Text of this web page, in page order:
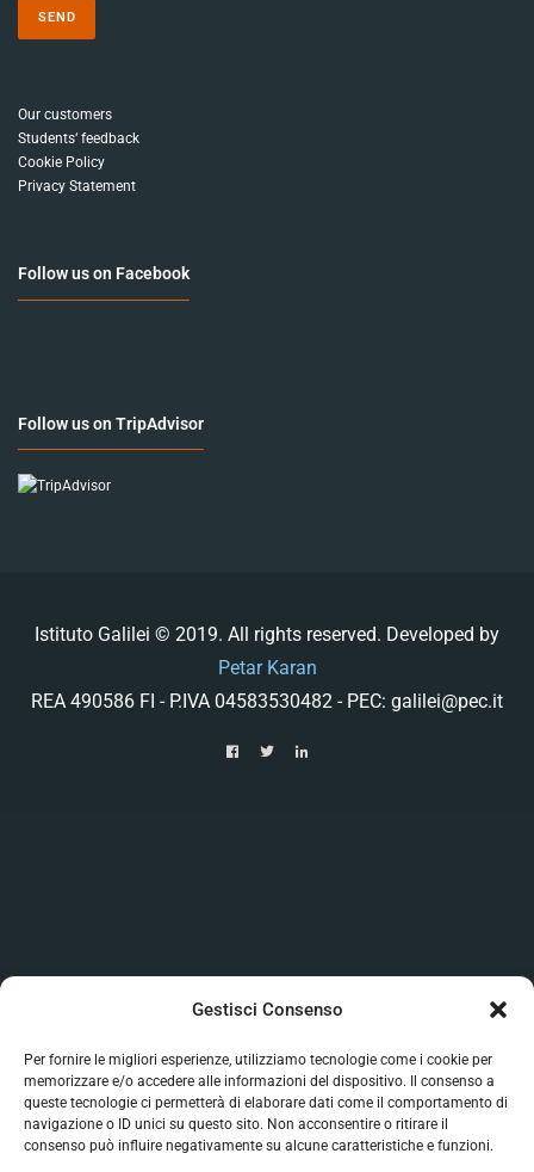
Gestisci Consenso
Per fornire le migliori esperienze, utilizziamo tecnologie come i cookie per
memorizzare e/o accedere alle informazioni del dispositivo. Il consenso a
queste tecnologie ci permetterà di elaborare dati come il comportamento di
navigazione o ID unici su questo sito. Non acconsentire o ritirare il
consenso può influire negativamente su alcune caratteristiche e funzioni.
Our customers
Students‘ feedback
Cookie Policy
Privacy Statement
Follow us on Facebook
Follow us on TripAdvisor
Istituto Galilei © 2019. All rights reserved. Developed by
Petar Karan
REA 490586 FI - P.IVA 04583530482 - PEC: galilei@pec.it